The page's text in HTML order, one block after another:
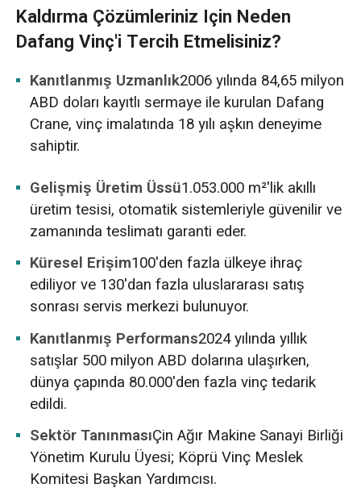
Kaldırma Çözümleriniz Için Neden
Dafang Vinç'i Tercih Etmelisiniz?
Kanıtlanmış Uzmanlık2006 yılında 84,65 milyon
ABD doları kayıtlı sermaye ile kurulan Dafang
Crane, vinç imalatında 18 yılı aşkın deneyime
sahiptir.
Gelişmiş Üretim Üssü1.053.000 m²'lik akıllı
üretim tesisi, otomatik sistemleriyle güvenilir ve
zamanında teslimatı garanti eder.
Küresel Erişim100'den fazla ülkeye ihraç
ediliyor ve 130'dan fazla uluslararası satış
sonrası servis merkezi bulunuyor.
Kanıtlanmış Performans2024 yılında yıllık
satışlar 500 milyon ABD dolarına ulaşırken,
dünya çapında 80.000'den fazla vinç tedarik
edildi.
Sektör TanınmasıÇin Ağır Makine Sanayi Birliği
Yönetim Kurulu Üyesi; Köprü Vinç Meslek
Komitesi Başkan Yardımcısı.